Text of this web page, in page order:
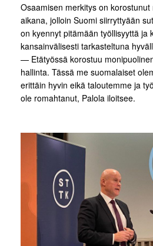
Osaamisen merkitys on korostunut
aikana, jolloin Suomi siirryttyään
on kyennyt pitämään työllisyyttä ja
kansainvälisesti tarkasteltuna
— Etätyössä korostuu
hallinta. Tässä me suomalaiset
erittäin hyvin eikä taloutemme ja
ole romahtanut, Palola iloitsee.